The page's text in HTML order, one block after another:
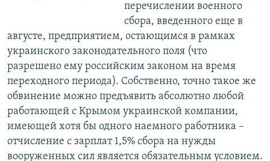
перечислении военного
сбора, введенного еще в
августе, предприятием, остающимся в рамках
украинского законодательного поля (что
разрешено ему российским законом на время
переходного периода). Собственно, точно такое же
обвинение можно предъявить абсолютно любой
работающей с Крымом украинской компании,
имеющей хотя бы одного наемного работника –
отчисление с зарплат 1,5% сбора на нужды
вооруженных сил является обязательным условием.